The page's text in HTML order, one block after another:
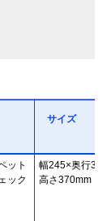
サイズ
ット
ック
幅245×奥行
高さ370mm